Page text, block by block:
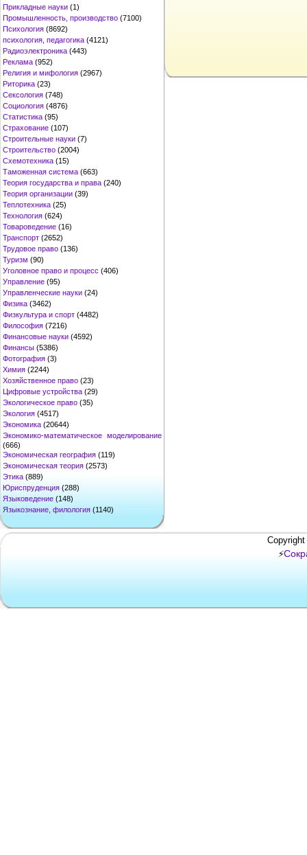
Прикладные науки (1)
Промышленность, производство (7100)
Психология (8692)
психология, педагогика (4121)
Радиоэлектроника (443)
Реклама (952)
Религия и мифология (2967)
Риторика (23)
Сексология (748)
Социология (4876)
Статистика (95)
Страхование (107)
Строительные науки (7)
Строительство (2004)
Схемотехника (15)
Таможенная система (663)
Теория государства и права (240)
Теория организации (39)
Теплотехника (25)
Технология (624)
Товароведение (16)
Транспорт (2652)
Трудовое право (136)
Туризм (90)
Уголовное право и процесс (406)
Управление (95)
Управленческие науки (24)
Физика (3462)
Физкультура и спорт (4482)
Философия (7216)
Финансовые науки (4592)
Финансы (5386)
Фотография (3)
Химия (2244)
Хозяйственное право (23)
Цифровые устройства (29)
Экологическое право (35)
Экология (4517)
Экономика (20644)
Экономико-математическое моделирование
(666)
Экономическая география (119)
Экономическая теория (2573)
Этика (889)
Юриспруденция (288)
Языковедение (148)
Языкознание, филология (1140)
⚡